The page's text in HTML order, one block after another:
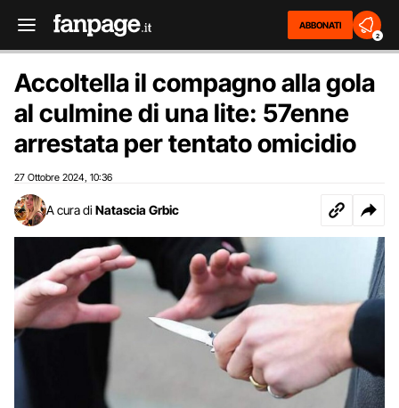
ABBONATI
2
Accoltella il compagno alla gola
al culmine di una lite: 57enne
arrestata per tentato omicidio
27 Ottobre 2024 10:36
A cura di Natascia Grbic